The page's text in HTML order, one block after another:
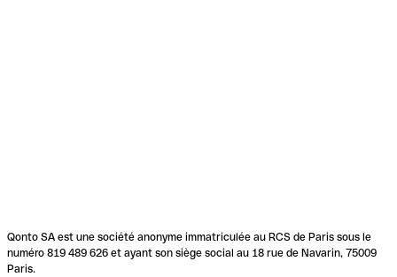
Qonto SA est une société anonyme immatriculée au RCS de Paris sous le
numéro 819 489 626 et ayant son siège social au 18 rue de Navarin, 75009
Paris.